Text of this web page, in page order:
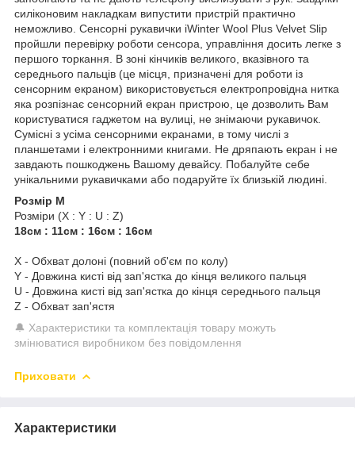
силіконовим накладкам випустити пристрій практично
неможливо. Сенсорні рукавички iWinter Wool Plus Velvet Slip
пройшли перевірку роботи сенсора, управління досить легке з
першого торкання. В зоні кінчиків великого, вказівного та
середнього пальців (це місця, призначені для роботи із
сенсорним екраном) використовується електропровідна нитка
яка розпізнає сенсорний екран пристрою, це дозволить Вам
користуватися гаджетом на вулиці, не знімаючи рукавичок.
Сумісні з усіма сенсорними екранами, в тому числі з
планшетами і електронними книгами. Не дряпають екран і не
завдають пошкоджень Вашому девайсу. Побалуйте себе
унікальними рукавичками або подаруйте їх близькій людині.
Розмір M
Розміри (X : Y : U : Z)
18см : 11см : 16см : 16см
X - Обхват долоні (повний об'єм по колу)
Y - Довжина кисті від зап'ястка до кінця великого пальця
U - Довжина кисті від зап'ястка до кінця середнього пальця
Z - Обхват зап'ястя
🔔 Характеристики та комплектація товару можуть
змінюватися виробником без повідомлення
Приховати
Характеристики